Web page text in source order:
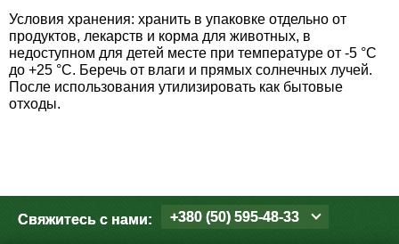
Условия хранения: хранить в упаковке отдельно от
продуктов, лекарств и корма для животных, в
недоступном для детей месте при температуре от -5 °С
до +25 °С. Беречь от влаги и прямых солнечных лучей.
После использования утилизировать как бытовые
отходы.
Свяжитесь с нами: +380 (50) 595-48-33
Семена тыквы, патиссона
Семена укропа
Семена шпината
Средства защиты от грызунов
Препараты для септиков, выгребных ям и
дачных туалетов, биодеструкторы